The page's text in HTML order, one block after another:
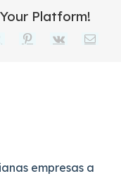
Platform!
Tumblr PinterestVk Email
empresas a